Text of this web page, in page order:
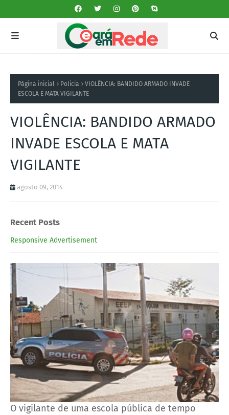
Página inicial Policia
VIOLÊNCIA: BANDIDO ARMADO INVADE
ESCOLA E MATA VIGILANTE
VIOLÊNCIA: BANDIDO ARMADO
INVADE ESCOLA E MATA
VIGILANTE
agosto 09, 2014
Recent Posts
Responsive Advertisement
O vigilante de uma escola pública de tempo